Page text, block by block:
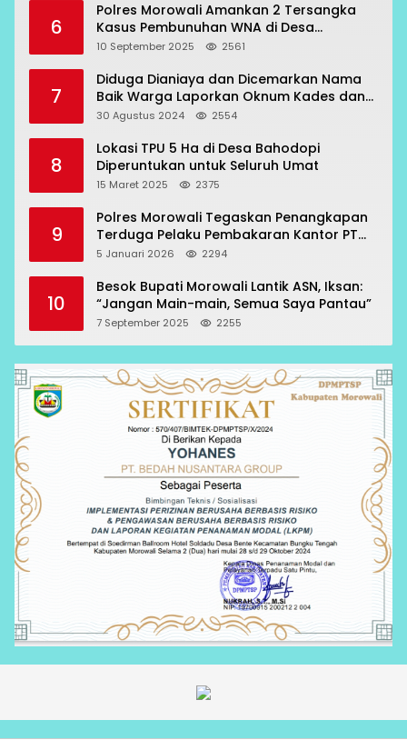
6
Polres Morowali Amankan 2 Tersangka
Kasus Pembunuhan WNA di Desa
Topogaro
10 September 2025 2561
7
Diduga Dianiaya dan Dicemarkan Nama
Baik Warga Laporkan Oknum Kades dan
Oknum Polisi
30 Agustus 2024 2554
8
Lokasi TPU 5 Ha di Desa Bahodopi
Diperuntukan untuk Seluruh Umat
15 Maret 2025 2375
9
Polres Morowali Tegaskan Penangkapan
Terduga Pelaku Pembakaran Kantor PT
RCP Sesuai Prosedur
5 Januari 2026 2294
10
Besok Bupati Morowali Lantik ASN, Iksan:
“Jangan Main-main, Semua Saya Pantau”
7 September 2025 2255